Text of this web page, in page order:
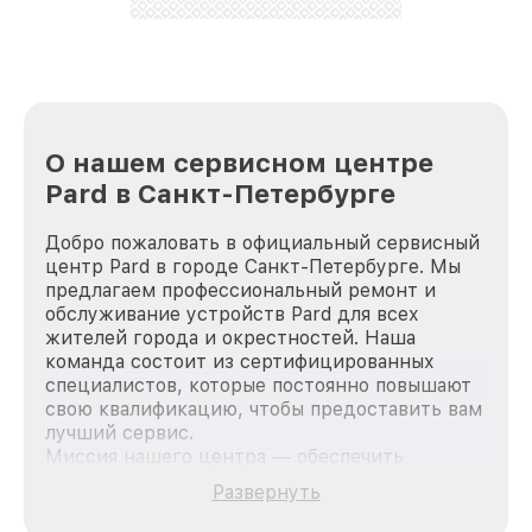
О нашем сервисном центре
Pard в Санкт-Петербурге
Добро пожаловать в официальный сервисный
центр Pard в городе Санкт-Петербурге. Мы
предлагаем профессиональный ремонт и
обслуживание устройств Pard для всех
жителей города и окрестностей. Наша
команда состоит из сертифицированных
специалистов, которые постоянно повышают
свою квалификацию, чтобы предоставить вам
лучший сервис.
Миссия нашего центра — обеспечить
качественный и доступный ремонт для
каждого пользователя продукции Pard, вне
Развернуть